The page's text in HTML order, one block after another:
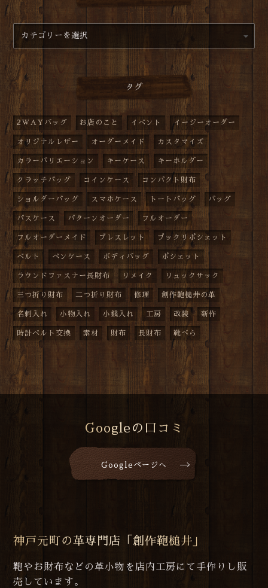
タグ
2WAYバッグ お店のこと イベント イージーオーダー
オリジナルレザー オーダーメイド カスタマイズ
カラーバリエーション キーケース キーホルダー
クラッチバッグ コインケース コンパクト財布
ショルダーバッグ スマホケース トートバッグ バッグ
パスケース パターンオーダー フルオーダー
フルオーダーメイド ブレスレット プックリポシェット
ベルト ペンケース ボディバッグ ポシェット
ラウンドファスナー長財布 リメイク リュックサック
三つ折り財布 二つ折り財布 修理 創作鞄槌井の革
名刺入れ 小物入れ 小銭入れ 工房 改装 新作
時計ベルト交換 素材 財布 長財布 靴べら
Googleの口コミ
Googleページへ
神戸元町の革専門店「創作鞄槌井」
鞄やお財布などの革小物を店内工房にて手作りし販
売しています。